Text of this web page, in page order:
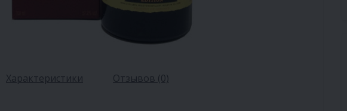
Характеристики Отзывов (0)